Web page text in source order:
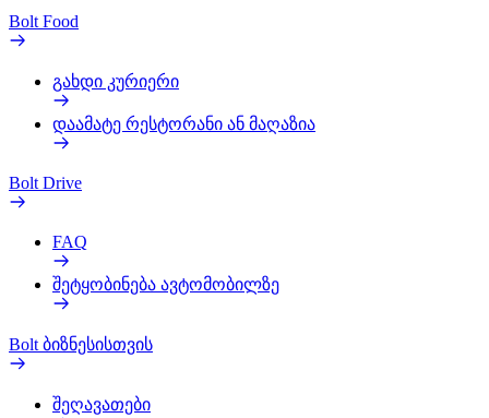
Bolt Food
გახდი კურიერი
დაამატე რესტორანი ან მაღაზია
Bolt Drive
FAQ
შეტყობინება ავტომობილზე
Bolt ბიზნესისთვის
შეღავათები